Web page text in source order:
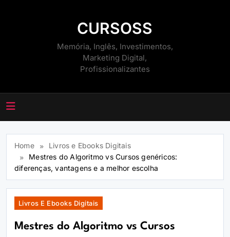
CURSOSS
Memória, Inglês, Investimentos,
Marketing Digital,
Profissionalizantes
Home
Livros e Ebooks Digitais
Mestres do Algoritmo vs Cursos genéricos:
diferenças, vantagens e a melhor escolha
Livros E Ebooks Digitais
Mestres do Algoritmo vs Cursos